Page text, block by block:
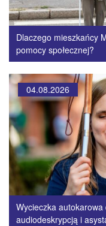
Dlaczego mieszkańcy
pomocy społecznej?
04.08.2026
Wycieczka
audiodeskrypcją i